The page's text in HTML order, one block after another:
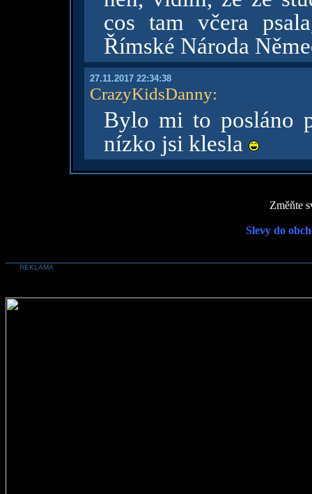
cos tam včera
Římské Národa
27.11.2017 22:34:38
CrazyKidsDanny:
Bylo mi to posláno
nízko jsi klesla
Změňte
Slevy do
REKLAMA